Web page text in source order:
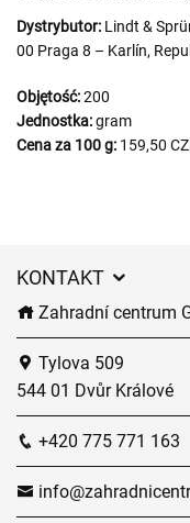
Dystrybutor: Lindt &
00 Praga 8 – Karlín,
Objętość:200
Jednostka:gram
Cena za 100 g: 159,50
KONTAKT
Zahradní centrum
Tylova 509
544 01 Dvůr Králové
+420 775 771 163